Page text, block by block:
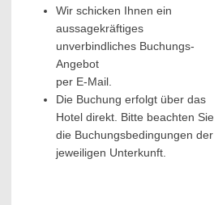
Wir schicken Ihnen ein
aussagekräftiges
unverbindliches Buchungs-
Angebot
per E-Mail.
Die Buchung erfolgt über das
Hotel direkt. Bitte beachten Sie
die Buchungsbedingungen der
jeweiligen Unterkunft.